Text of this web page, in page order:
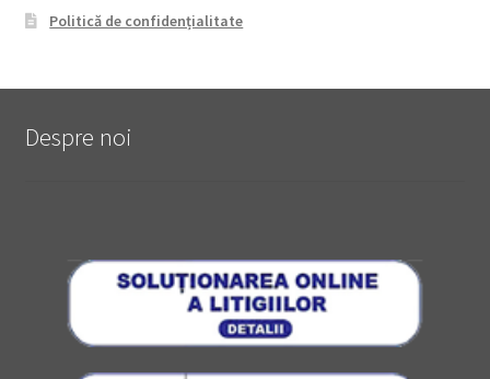
Politică de confidențialitate
Despre noi